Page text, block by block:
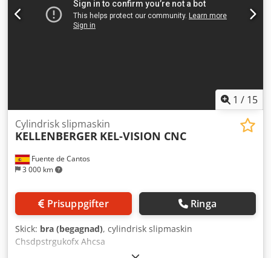
1 / 15
Fuente de Cantos
3 000 km
Cylindrisk slipmaskin
KELLENBERGER KEL-VISION CNC
Prisuppgifter Ringa
Skick: bra (begagnad), cylindrisk slipmaskin
Chsdpstrgukofx Ahcsa